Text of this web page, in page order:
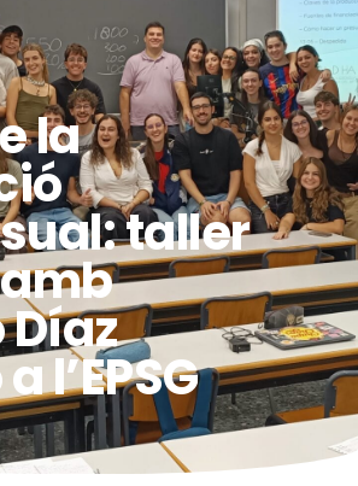
la
taller
Díaz
l’EPSG